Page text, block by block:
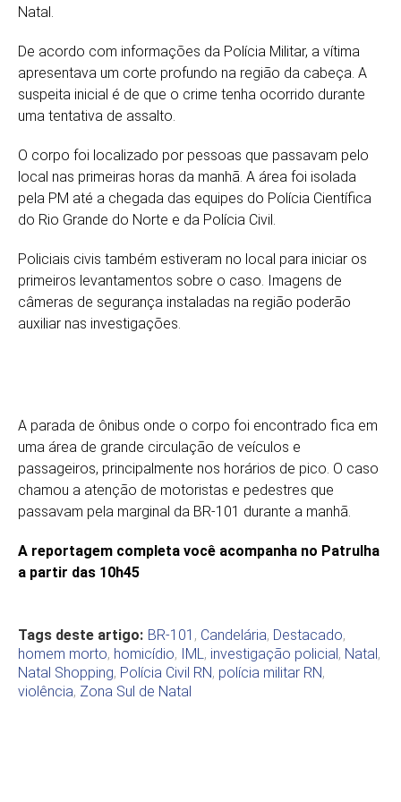
Natal.
De acordo com informações da Polícia Militar, a vítima
apresentava um corte profundo na região da cabeça. A
suspeita inicial é de que o crime tenha ocorrido durante
uma tentativa de assalto.
O corpo foi localizado por pessoas que passavam pelo
local nas primeiras horas da manhã. A área foi isolada
pela PM até a chegada das equipes do Polícia Científica
do Rio Grande do Norte e da Polícia Civil.
Policiais civis também estiveram no local para iniciar os
primeiros levantamentos sobre o caso. Imagens de
câmeras de segurança instaladas na região poderão
auxiliar nas investigações.
A parada de ônibus onde o corpo foi encontrado fica em
uma área de grande circulação de veículos e
passageiros, principalmente nos horários de pico. O caso
chamou a atenção de motoristas e pedestres que
passavam pela marginal da BR-101 durante a manhã.
A reportagem completa você acompanha no Patrulha
a partir das 10h45
Tags deste artigo: BR-101 , Candelária, Destacado,
homem morto, homicídio, IML , investigação policial, Natal,
Natal Shopping, Polícia Civil RN, polícia militar RN,
violência, Zona Sul de Natal